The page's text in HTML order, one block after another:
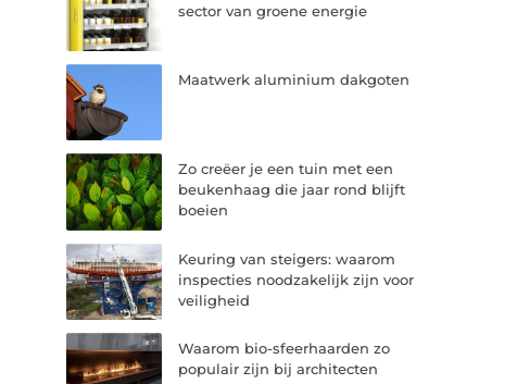
sector van groene energie
Maatwerk aluminium dakgoten
Zo creëer je een tuin met een
beukenhaag die jaar rond blijft
boeien
Keuring van steigers: waarom
inspecties noodzakelijk zijn voor
veiligheid
Waarom bio-sfeerhaarden zo
populair zijn bij architecten